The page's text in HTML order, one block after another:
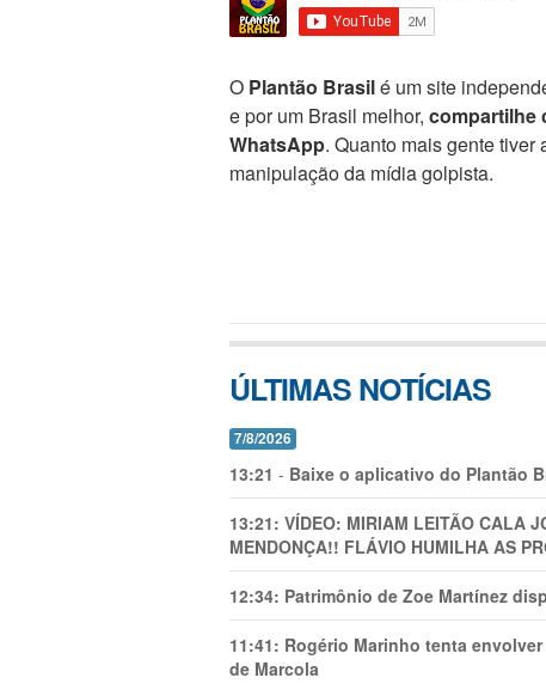
O Plantão Brasilé um site
e por um Brasil melhor, compartilhe
WhatsApp. Quanto mais gente
manipulação da mídia golpista.
ÚLTIMAS NOTÍCIAS
7/8/2026
13:21 - Baixe o aplicativo do Plantão
13:21: VÍDEO: MIRIAM LEITÃO CALA
MENDONÇA!! FLÁVIO HUMILHA AS
12:34: Patrimônio de Zoe Martínez
11:41: Rogério Marinho tenta
de Marcola